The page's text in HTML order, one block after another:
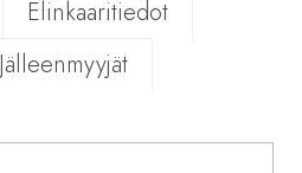
Elinkaaritiedot
Jälleenmyyjät